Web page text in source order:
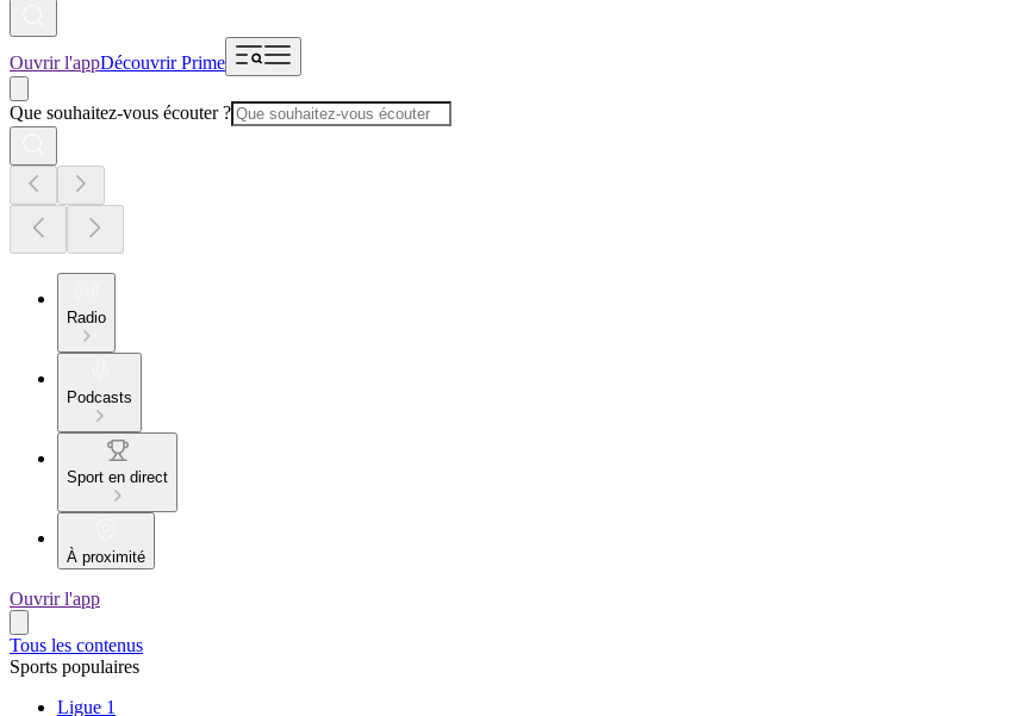
Ouvrir l'appDécouvrir Prime
Que souhaitez-vous écouter ?
Radio
Podcasts
Sport en direct
À proximité
Ouvrir l'app
Tous les contenus
Sports populaires
Ligue 1